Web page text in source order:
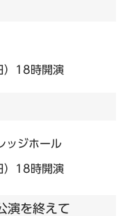
）18時開演
ッジホール
）18時開演
演を終えて